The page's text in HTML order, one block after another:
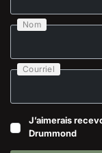
Nom
Courriel
J’aimerais
Drummond